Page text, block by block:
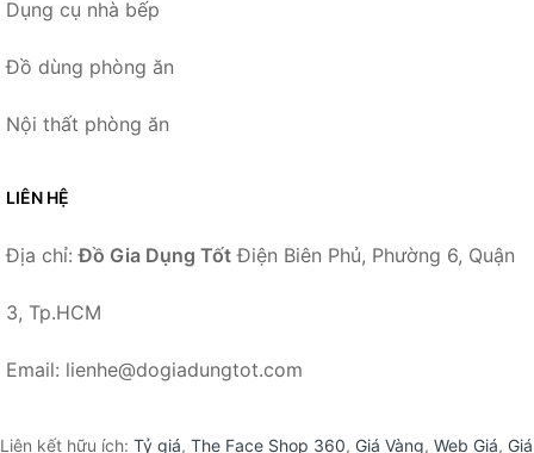
Dụng cụ nhà bếp
Đồ dùng phòng ăn
Nội thất phòng ăn
LIÊN HỆ
Địa chỉ:Đồ Gia Dụng Tốt Điện Biên Phủ, Phường 6, Quận
3, Tp.HCM
Email: lienhe@dogiadungtot.com
Liên kết hữu ích: Tỷ giá, The Face Shop 360, Giá Vàng, Web Giá, Giá